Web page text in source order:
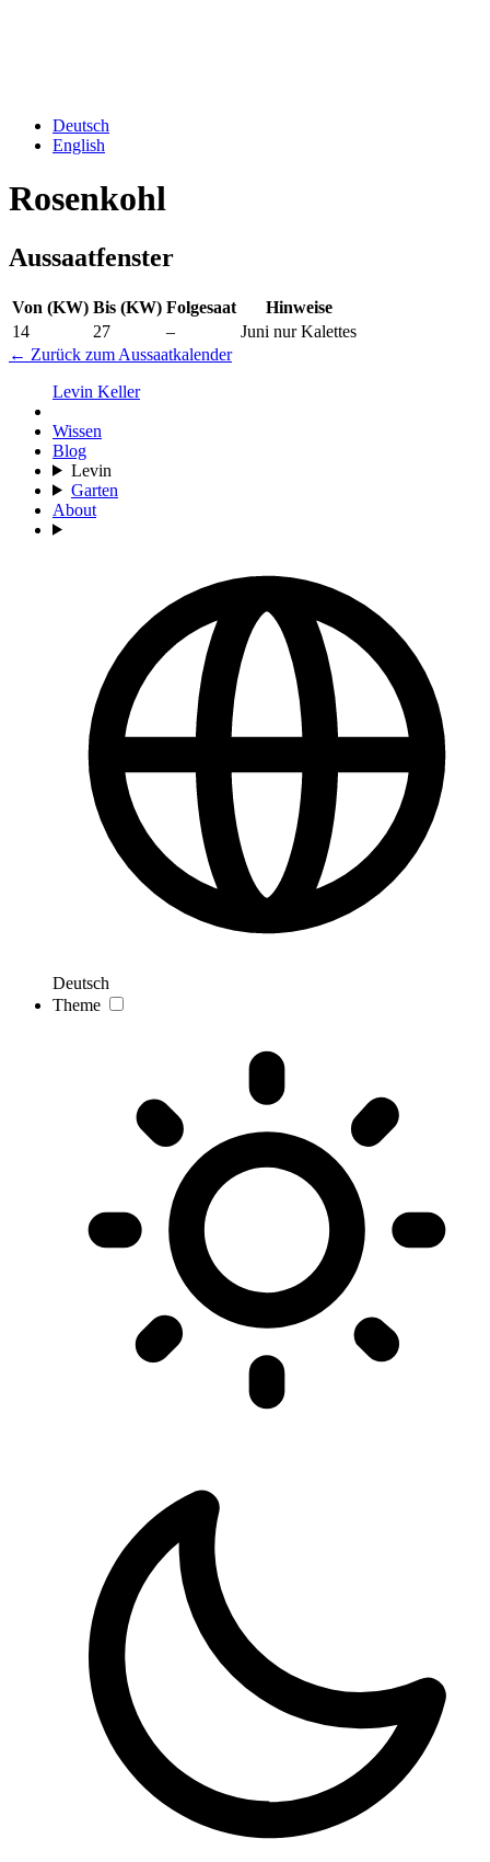
Deutsch
English
Rosenkohl
Aussaatfenster
Von (KW) Bis (KW) Folgesaat
Hinweise
14
27 –
Juni nur Kalettes
← Zurück zum Aussaatkalender
Levin Keller
Wissen
Blog
Levin
Garten
About
Deutsch
Theme